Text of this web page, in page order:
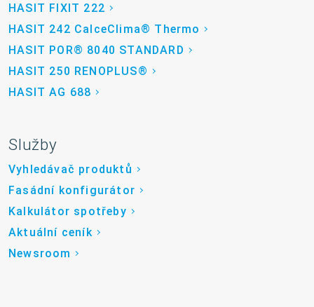
HASIT FIXIT 222
HASIT 242 CalceClima® Thermo
HASIT POR® 8040 STANDARD
HASIT 250 RENOPLUS®
HASIT AG 688
Služby
Vyhledávač produktů
Fasádní konfigurátor
Kalkulátor spotřeby
Aktuální ceník
Newsroom